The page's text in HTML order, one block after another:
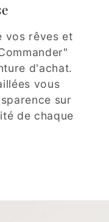
vos rêves et
d'achat.
vous
sur
de chaque